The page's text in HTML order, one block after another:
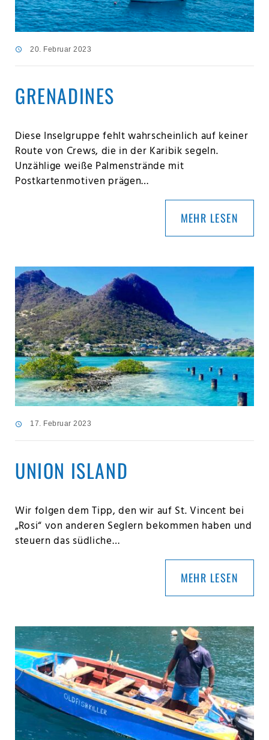
20. Februar 2023
GRENADINES
Diese Inselgruppe fehlt wahrscheinlich auf keiner
Route von Crews, die in der Karibik segeln.
Unzählige weiße Palmenstrände mit
Postkartenmotiven prägen…
MEHR LESEN
17. Februar 2023
UNION ISLAND
Wir folgen dem Tipp, den wir auf St. Vincent bei
„Rosi“ von anderen Seglern bekommen haben und
steuern das südliche…
MEHR LESEN